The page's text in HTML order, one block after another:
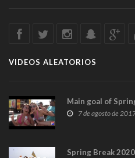
VIDEOS ALEATORIOS
Main goal of
7 de agosto de
Spring Break